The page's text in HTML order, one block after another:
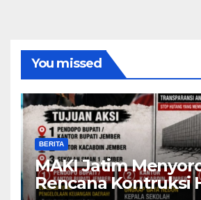
You missed
BERITA
MAKI Jatim
Rencana Kontruksi